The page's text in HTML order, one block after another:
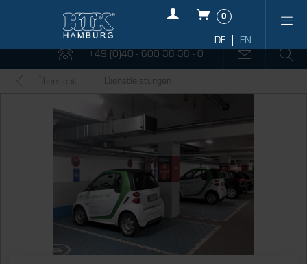
0
+49 (0)40 - 600 38 38 - 0
Übersicht Dienstleistungen